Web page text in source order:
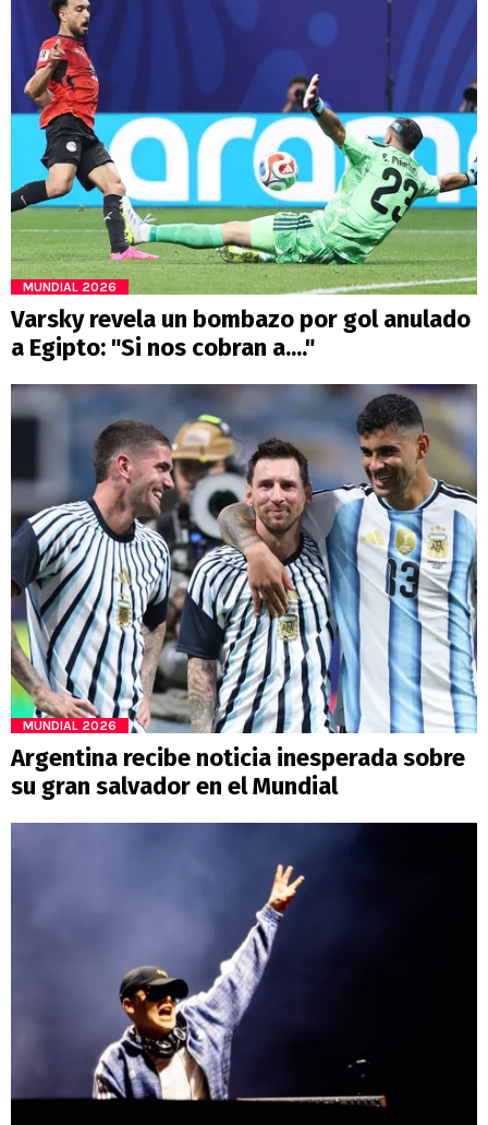
MUNDIAL 2026
Varsky revela un bombazo por gol anulado
a Egipto: "Si nos cobran a...."
MUNDIAL 2026
Argentina recibe noticia inesperada sobre
su gran salvador en el Mundial